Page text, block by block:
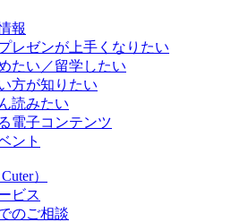
報
レゼンが上手くなりたい
たい／留学したい
方が知りたい
読みたい
電子コンテンツ
ント
）
ビス
のご相談